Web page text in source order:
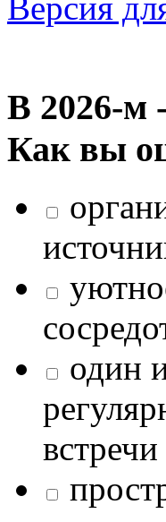
Версия
В 2026‑м
Как вы
один
встречи